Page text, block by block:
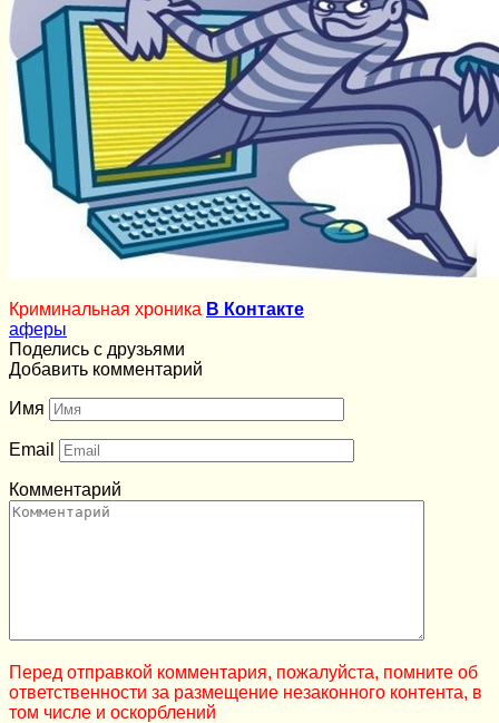
Криминальная хроника В Контакте
аферы
Поделись с друзьями
Добавить комментарий
Имя
Email
Комментарий
Перед отправкой комментария, пожалуйста, помните об
ответственности за размещение незаконного контента, в
том числе и оскорблений